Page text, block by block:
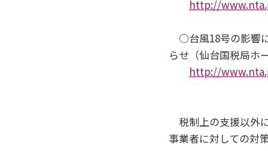
http://
○台風18号の影響
らせ（仙台国税局ホ
http://
税制上の支援以外
事業者に対しての対